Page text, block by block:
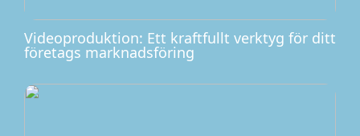
Videoproduktion: Ett kraftfullt verktyg för ditt
företags marknadsföring